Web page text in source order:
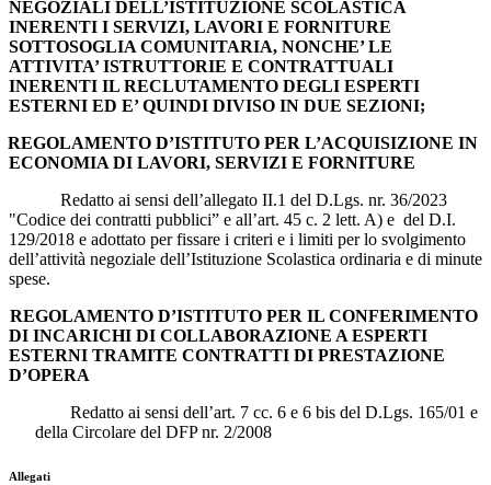
NEGOZIALI DELL’ISTITUZIONE SCOLASTICA
INERENTI I SERVIZI, LAVORI E FORNITURE
SOTTOSOGLIA COMUNITARIA, NONCHE’ LE
ATTIVITA’ ISTRUTTORIE E CONTRATTUALI
INERENTI IL RECLUTAMENTO DEGLI ESPERTI
ESTERNI ED E’ QUINDI DIVISO IN DUE SEZIONI;
REGOLAMENTO D’ISTITUTO PER L’ACQUISIZIONE IN
ECONOMIA DI LAVORI, SERVIZI E FORNITURE
Redatto ai sensi dell’allegato II.1 del D.Lgs. nr. 36/2023
"Codice dei contratti pubblici” e all’art. 45 c. 2 lett. A) e del D.I.
129/2018 e adottato per fissare i criteri e i limiti per lo svolgimento
dell’attività negoziale dell’Istituzione Scolastica ordinaria e di minute
spese.
REGOLAMENTO D’ISTITUTO PER IL CONFERIMENTO
DI INCARICHI DI COLLABORAZIONE A ESPERTI
ESTERNI TRAMITE CONTRATTI DI PRESTAZIONE
D’OPERA
Redatto ai sensi dell’art. 7 cc. 6 e 6 bis del D.Lgs. 165/01 e
della Circolare del DFP nr. 2/2008
Allegati